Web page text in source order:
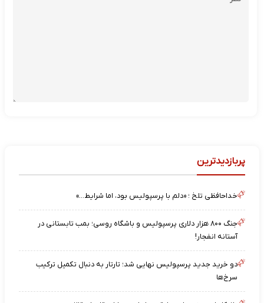
پربازدیدترین
خداحافظی تلخ ؛ «دلم با پرسپولیس بود، اما شرایط…»
جنگ ۸۰۰ هزار دلاری پرسپولیس و باشگاه روسی؛ بمب تابستانی در
آستانه انفجار!
دو خرید جدید پرسپولیس نهایی شد؛ تارتار به دنبال تکمیل ترکیب
سرخ‌ها